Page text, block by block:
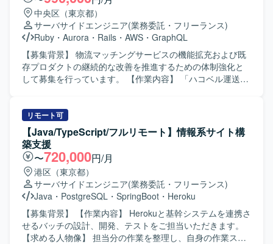
います。 【ポジションの魅力】 大手通信キャリア系企業向
けの大規模なWEBアプリケーション開発に携わることで、
高負荷なフロントエンド処理やパフォーマンスチューニン
グの経験を積むことができます。GPUや描画系技術を活用
したフロントエンド開発に関わることで、技術的なスキル
アップが期待できます。 【開発環境】 TypeScriptを用いた
フロントエンド開発環境にて、工程表描画アプリケーショ
中央区（東京都）
サーバサイドエンジニア(業務委託・フリーランス)
Ruby ・ Aurora ・ Rails ・ AWS ・ GraphQL
【募集背景】 物流マッチングサービスの機能拡充および既
存プロダクトの継続的な改善を推進するための体制強化と
して募集を行っています。 【作業内容】 「ハコベル運送手
だきます。新機能追加や既存機能の改善、パフォーマンス
チューニングなどを行いながら、事業要件をプロダクトに
反映していきます。 【求める人物像】 プロダクトや事業の
課題を理解しながら主体的に開発を進めていただける方を
求めています。チームでの開発を重視し、ペア/モブプログ
ラミングなどの開発スタイルにも柔軟に取り組んでいただ
ける方、AIツールなど新しい技術の活用にも前向きに取り
組んでいただける方が望ましいです。 【ポジションの魅
力】 物流マッチングサービスの中核となるバックエンド開
発に携わることができ、複数プロダクトの機能開発・運用
を通じてスケーラブルなアーキテクチャ設計やクラウドネ
リモート可
【Java/TypeScript/フルリモート】情報系サイト構
築支援
〜720,000円/月
港区（東京都）
サーバサイドエンジニア(業務委託・フリーランス)
Java ・ PostgreSQL ・ SpringBoot ・ Heroku
【募集背景】 【作業内容】 Herokuと基幹システムを連携さ
せるバッチの設計、開発、テストをご担当いただきます。
【求める人物像】 担当分の作業を整理し、自身の作業スケ